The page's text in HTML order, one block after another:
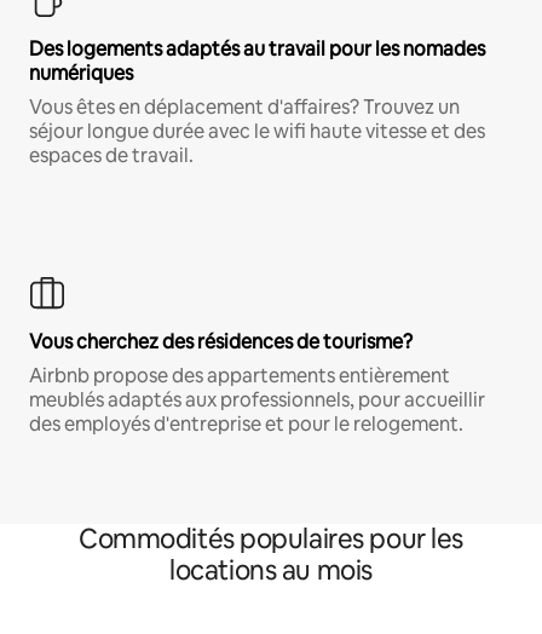
Des logements adaptés au travail pour les nomades
numériques
Vous êtes en déplacement d'affaires? Trouvez un
séjour longue durée avec le wifi haute vitesse et des
espaces de travail.
Vous cherchez des résidences de tourisme?
Airbnb propose des appartements entièrement
meublés adaptés aux professionnels, pour accueillir
des employés d'entreprise et pour le relogement.
Commodités populaires pour les
locations au mois